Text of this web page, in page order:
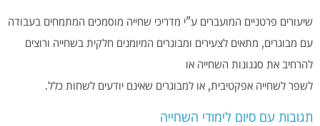
שיעורים פרטניים המועברים ע"י מדריכי שחייה מוסמכים המתמחים בעבודה
עם מבוגרים, מתאים לצעירים ומבוגרים המיומנים חלקית בשחייה ורוצים
להרחיב את סגנונות השחייה או
לשפר לשחייה אפקטיבית, או למבוגרים שאינם יודעים לשחות כלל.
תגובות עם סיום לימודי השחייה